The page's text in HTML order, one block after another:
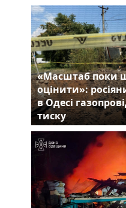
«Масштаб поки
оцінити»:
в Одесі
тиску